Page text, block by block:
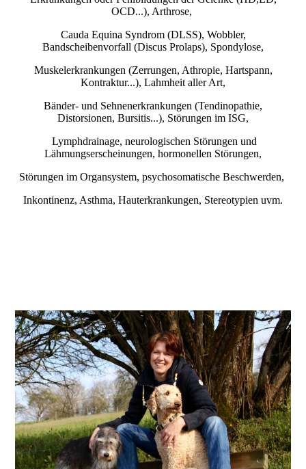
OCD...), Arthrose,
Cauda Equina Syndrom (DLSS), Wobbler,
Bandscheibenvorfall (Discus Prolaps), Spondylose,
Muskelerkrankungen (Zerrungen, Athropie, Hartspann,
Kontraktur...), Lahmheit aller Art,
Bänder- und Sehnenerkrankungen (Tendinopathie,
Distorsionen, Bursitis...), Störungen im ISG,
Lymphdrainage, neurologischen Störungen und
Lähmungserscheinungen, hormonellen Störungen,
Störungen im Organsystem, psychosomatische Beschwerden,
Inkontinenz, Asthma, Hauterkrankungen, Stereotypien uvm.